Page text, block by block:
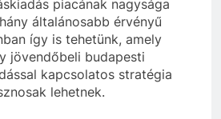
piacának nagysága
általánosabb érvényű
így is tehetünk, amely
jövendőbeli budapesti
kapcsolatos stratégia
lehetnek.